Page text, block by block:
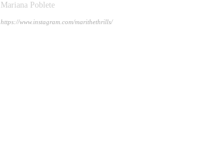
Mariana Poblete
https://www.instagram.com/marithethrills/